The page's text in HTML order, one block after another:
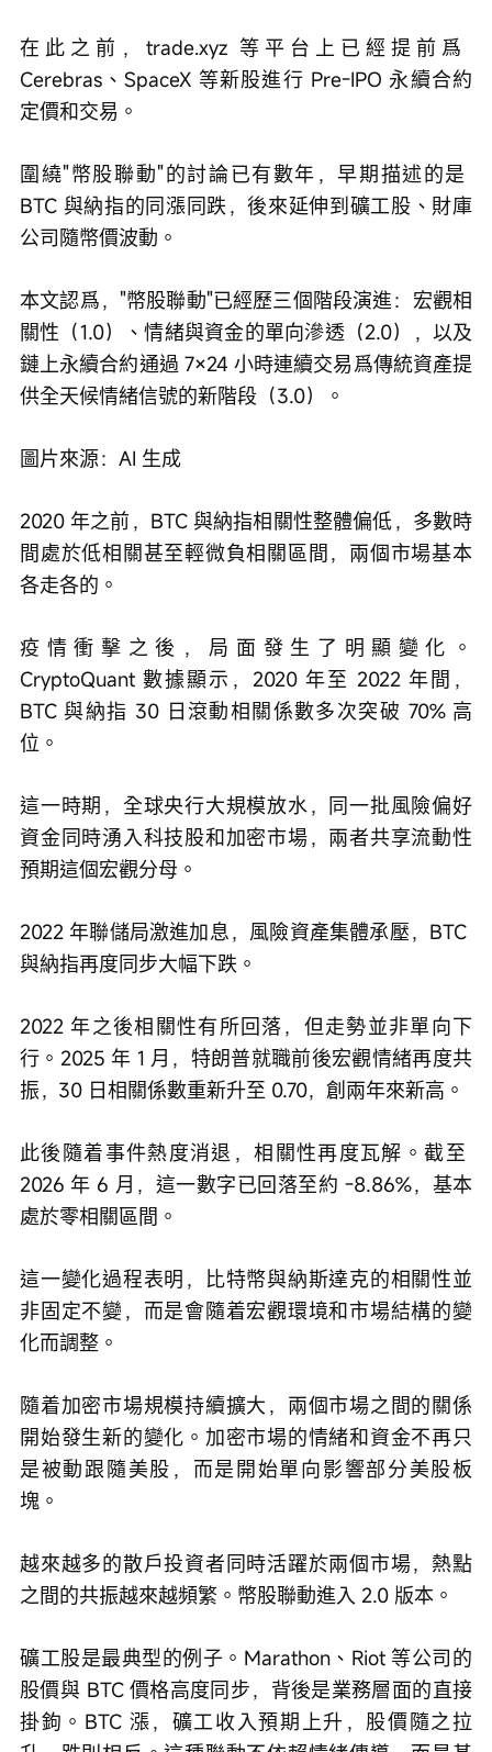
在此之前，trade.xyz 等平台上已經提前爲
Cerebras、SpaceX 等新股進行 Pre-IPO 永續合約
定價和交易。
圍繞"幣股聯動"的討論已有數年，早期描述的是
BTC 與納指的同漲同跌，後來延伸到礦工股、財庫
公司隨幣價波動。
本文認爲，"幣股聯動"已經歷三個階段演進：宏觀相
關性（1.0）、情緒與資金的單向滲透（2.0），以及
鏈上永續合約通過 7×24 小時連續交易爲傳統資產提
供全天候情緒信號的新階段（3.0）。
圖片來源： AI 生成
2020 年之前，BTC 與納指相關性整體偏低，多數時
間處於低相關甚至輕微負相關區間，兩個市場基本
各走各的。
疫情衝擊之後，局面發生了明顯變化。
CryptoQuant 數據顯示，2020 年至 2022 年間，
BTC 與納指 30 日滾動相關係數多次突破 70% 高
位。
這一時期，全球央行大規模放水，同一批風險偏好
資金同時湧入科技股和加密市場，兩者共享流動性
預期這個宏觀分母。
2022 年聯儲局激進加息，風險資產集體承壓，BTC
與納指再度同步大幅下跌。
2022 年之後相關性有所回落，但走勢並非單向下
行。2025 年 1 月，特朗普就職前後宏觀情緒再度共
振，30 日相關係數重新升至 0.70，創兩年來新高。
此後隨着事件熱度消退，相關性再度瓦解。截至
2026 年 6 月，這一數字已回落至約 -8.86%，基本
處於零相關區間。
這一變化過程表明，比特幣與納斯達克的相關性並
非固定不變，而是會隨着宏觀環境和市場結構的變
化而調整。
隨着加密市場規模持續擴大，兩個市場之間的關係
開始發生新的變化。加密市場的情緒和資金不再只
是被動跟隨美股，而是開始單向影響部分美股板
塊。
越來越多的散戶投資者同時活躍於兩個市場，熱點
之間的共振越來越頻繁。幣股聯動進入 2.0 版本。
礦工股是最典型的例子。Marathon、Riot 等公司的
股價與 BTC 價格高度同步，背後是業務層面的直接
掛鉤。BTC 漲，礦工收入預期上升，股價隨之拉